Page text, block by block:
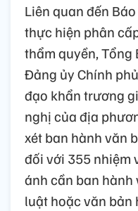
Liên quan đến
thực hiện phân
thẩm quyền, Tổng
Đảng ủy Chính
đạo khẩn trương
nghị của địa
xét ban hành văn
đối với 355 nhiệm
ánh cần ban
luật hoặc văn bản